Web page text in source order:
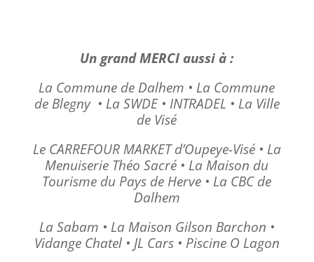
Un grand MERCI aussi à :
La Commune de Dalhem • La Commune
de Blegny • La SWDE• INTRADEL • La Ville
de Visé
Le CARREFOUR MARKET d’Oupeye-Visé• La
Menuiserie Théo Sacré • La Maison du
Tourisme du Pays de Herve • La CBC de
Dalhem
La Sabam • La Maison Gilson Barchon •
Vidange Chatel • JL Cars • Piscine O Lagon